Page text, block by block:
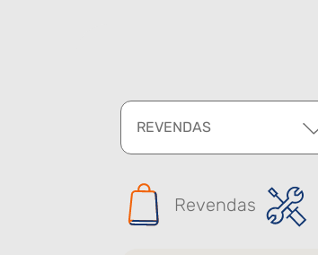
REVENDAS
Revendas